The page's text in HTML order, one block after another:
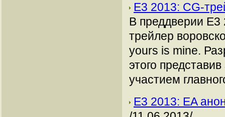
E3 2013: CG-
В преддверии Е3
трейлер
yours is mine.
этого
участием
Е3 2013: EA